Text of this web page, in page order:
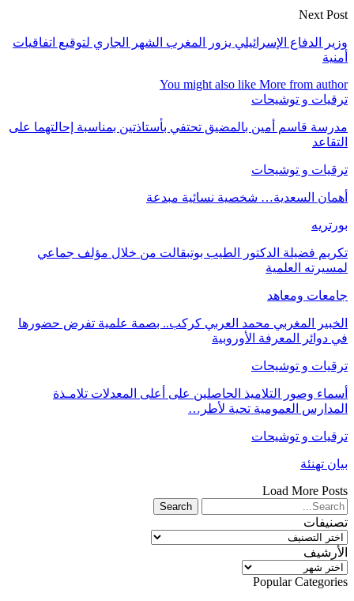
Next Post
وزير الدفاع الإسرائيلي يزور المغرب الشهر الجاري لتوقيع اتفاقيات
أمنية
You might also like More from author
ترقيات و توشيحات
مدرسة قاسم أمين بالمضيق تحتفي بأستاذتين بمناسبة إحالتهما على
التقاعد
ترقيات و توشيحات
أهمان السعدية… شخصية نسائية مبدعة
بورتريه
تكريم فضيلة الدكتور الطيب بوتبقالت من خلال مؤلف جماعي
لمسيرته العلمية
جامعات ومعاهد
الخبير المغربي محمد العربي كركب.. بصمة علمية تفرض حضورها
في دوائر المعرفة الأوروبية
ترقيات و توشيحات
أسماء وصور التلاميذ الحاصلين على أعلى المعدلات تلامـذة
المدارس العمومية تحية لأطر…
ترقيات و توشيحات
بيان تهنئة
Load More Posts
تصنيفات
تصنيفات
الأرشيف
الأرشيف
Popular Categories